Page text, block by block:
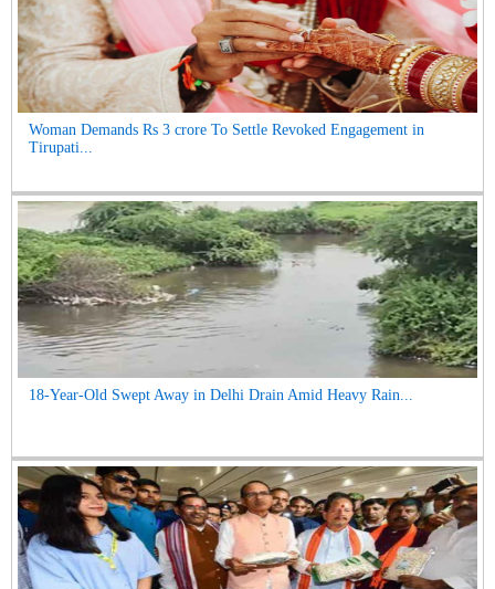
Woman Demands Rs 3 crore To Settle Revoked Engagement in
Tirupati...
18-Year-Old Swept Away in Delhi Drain Amid Heavy Rain...